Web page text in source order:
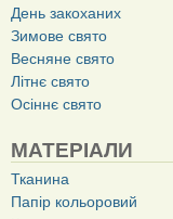
День закоханих
Зимове свято
Весняне свято
Літнє свято
Осіннє свято
МАТЕРІАЛИ
Тканина
Папір кольоровий